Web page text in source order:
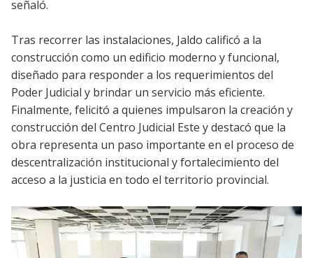
señaló.
Tras recorrer las instalaciones, Jaldo calificó a la
construcción como un edificio moderno y funcional,
diseñado para responder a los requerimientos del
Poder Judicial y brindar un servicio más eficiente.
Finalmente, felicitó a quienes impulsaron la creación y
construcción del Centro Judicial Este y destacó que la
obra representa un paso importante en el proceso de
descentralización institucional y fortalecimiento del
acceso a la justicia en todo el territorio provincial.